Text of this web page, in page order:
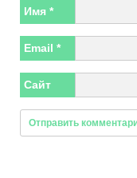
Имя *
Email *
Сайт